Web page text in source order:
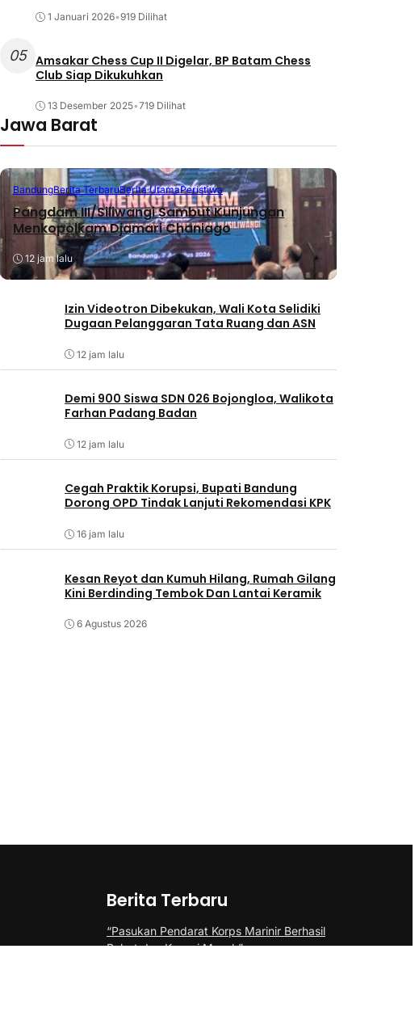
1 Januari 2026•919 Dilihat
05 Amsakar Chess Cup II Digelar, BP Batam Chess
Club Siap Dikukuhkan
13 Desember 2025•719 Dilihat
Jawa Barat
BandungBerita TerbaruBerita UtamaPeristiwa
Pangdam III/Siliwangi Sambut Kunjungan
Menkopolkam Djamari Chaniago
12 jam lalu
Izin Videotron Dibekukan, Wali Kota Selidiki
Dugaan Pelanggaran Tata Ruang dan ASN
12 jam lalu
Demi 900 Siswa SDN 026 Bojongloa, Walikota
Farhan Padang Badan
12 jam lalu
Cegah Praktik Korupsi, Bupati Bandung
Dorong OPD Tindak Lanjuti Rekomendasi KPK
16 jam lalu
Kesan Reyot dan Kumuh Hilang, Rumah Gilang
Kini Berdinding Tembok Dan Lantai Keramik
6 Agustus 2026
Berita Terbaru
“Pasukan Pendarat Korps Marinir Berhasil
Rebut dan Kuasai Musuh”